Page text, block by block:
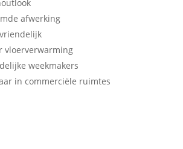
afwerking
vloerverwarming
weekmakers
in commerciële ruimtes